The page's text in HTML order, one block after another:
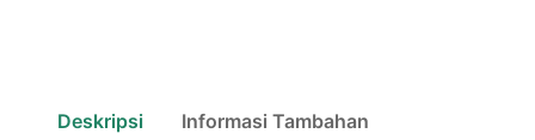
Deskripsi Informasi Tambahan